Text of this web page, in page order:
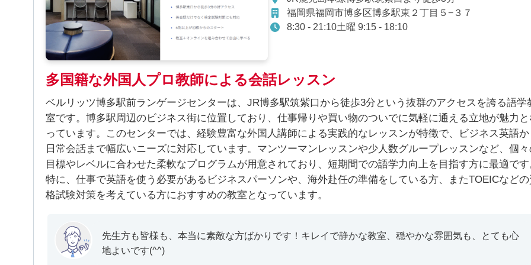
福岡県福岡市博多区博多駅東２丁目５−３７
8:30 - 21:10土曜 9:15 - 18:10
多国籍な外国人プロ教師による会話レッスン
ベルリッツ博多駅前ランゲージセンターは、JR博多駅筑紫口から徒歩3分という抜群のアクセスを誇る語学
室です。博多駅周辺のビジネス街に位置しており、仕事帰りや買い物のついでに気軽に通える立地が魅力と
っています。このセンターでは、経験豊富な外国人講師による実践的なレッスンが特徴で、ビジネス英語か
日常会話まで幅広いニーズに対応しています。マンツーマンレッスンや少人数グループレッスンなど、個
目標やレベルに合わせた柔軟なプログラムが用意されており、短期間での語学力向上を目指す方に最適です
特に、仕事で英語を使う必要があるビジネスパーソンや、海外赴任の準備をしている方、またTOEICなどの
格試験対策を考えている方におすすめの教室となっています。
先生方も皆様も、本当に素敵な方ばかりです！キレイで静かな教室、穏やかな雰囲気も、とても心
地よいです(^^)